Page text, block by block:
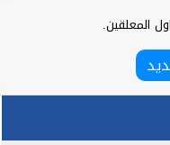
المعلقين.